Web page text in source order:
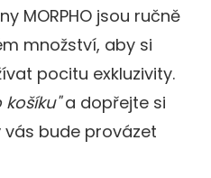
MORPHO jsou ručně
množství, aby si
pocitu exkluzivity.
košíku"a dopřejte si
vás bude provázet